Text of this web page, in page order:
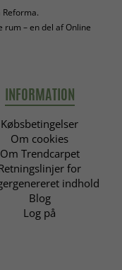
– en del af Online
INFORMATION
Købsbetingelser
Om cookies
Om Trendcarpet
for
indhold
Blog
Log på